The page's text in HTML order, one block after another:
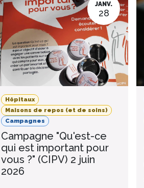
JANV.
28
Hôpitaux
Maisons de repos (et de soins)
Campagnes
Campagne "Qu'est-ce
qui est important pour
vous ?" (CIPV) 2 juin
2026